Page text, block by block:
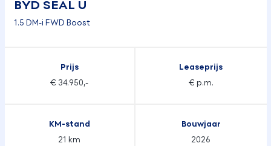
BYD SEAL U
1.5 DM-i FWD Boost
Prijs
€ 34.950,-
Leaseprijs
€ p.m.
KM-stand
21 km
Bouwjaar
2026